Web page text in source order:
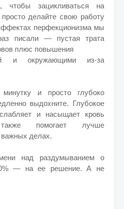
чтобы зацикливаться на
делайте свою работу
перфекционизма мы
писали — пустая трата
плюс повышения
и окружающими из-за
и просто глубоко
выдохните. Глубокое
и насыщает кровь
помогает лучше
важных делах.
над раздумыванием о
— на ее решение. А не